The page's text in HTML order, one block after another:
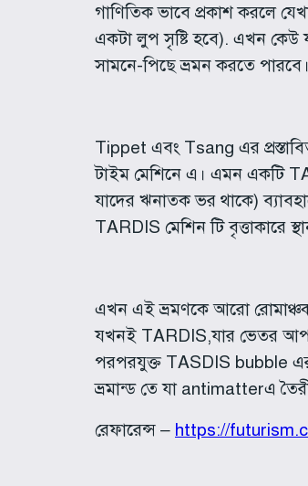
গাণিতিক ভাবে প্রকাশ করলে
একটা লুপ সৃষ্টি হবে). এখন কেউ
সামনে-পিছে ভ্রমন করতে পারবে।
Tippet এবং Tsang এর
টাইম মেশিনে এ। এমন একটি
যাদের ঋনাতক ভর থাকে)
TARDIS মেশিন টি বৃত্তাকারে
এখন এই ভ্রমণকে আরো
যখনই TARDIS,যার ভেতর
পরপরযুক্ত TASDIS bubble এর
ভ্রমান্ড তে যা antimatterএ
রেফারেন্স – https://